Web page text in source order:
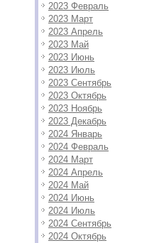
2023 Февраль
2023 Март
2023 Апрель
2023 Май
2023 Июнь
2023 Июль
2023 Сентябрь
2023 Октябрь
2023 Ноябрь
2023 Декабрь
2024 Январь
2024 Февраль
2024 Март
2024 Апрель
2024 Май
2024 Июнь
2024 Июль
2024 Сентябрь
2024 Октябрь